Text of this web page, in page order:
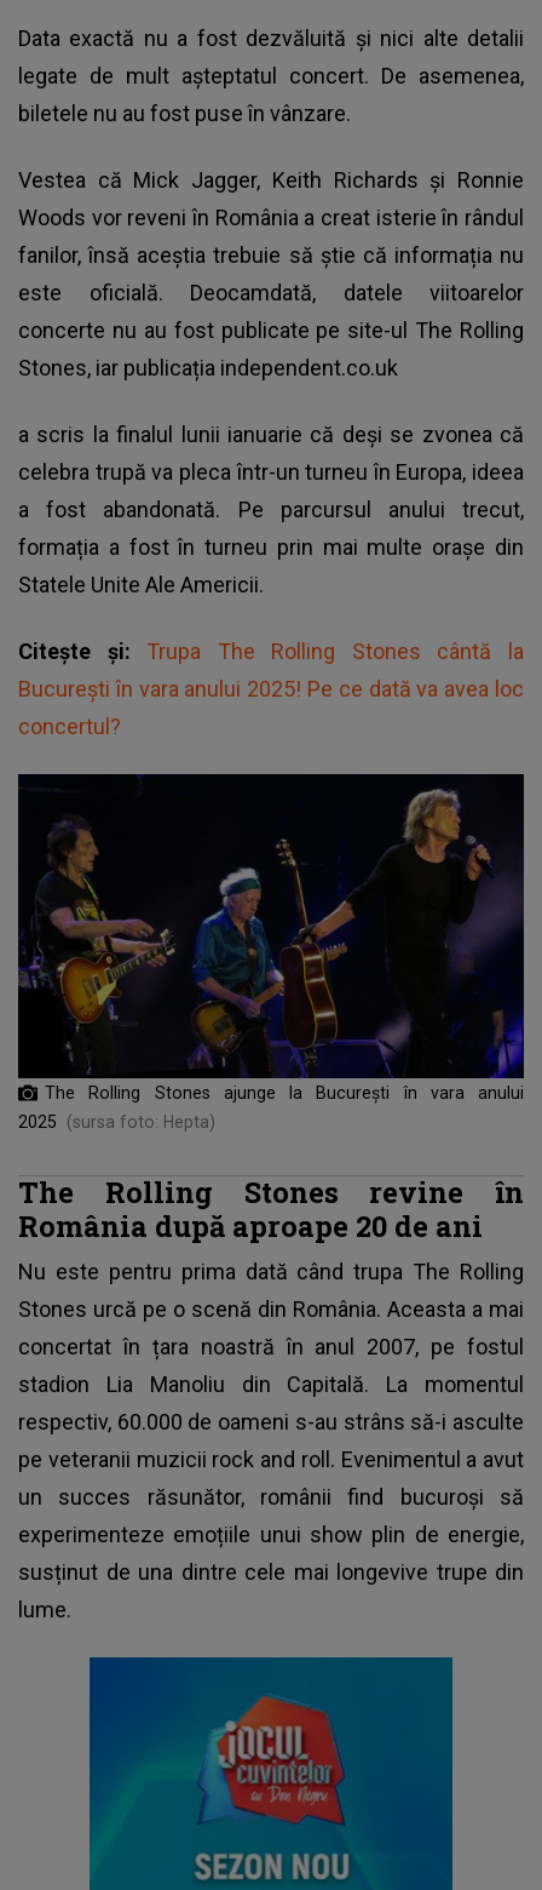
Data exactă nu a fost dezvăluită și nici alte detalii
legate de mult așteptatul concert. De asemenea,
biletele nu au fost puse în vânzare.
Vestea că Mick Jagger, Keith Richards și Ronnie
Woods vor reveni în România a creat isterie în rândul
fanilor, însă aceștia trebuie să știe că informația nu
este oficială. Deocamdată, datele viitoarelor
concerte nu au fost publicate pe site-ul The Rolling
Stones, iar publicația independent.co.uk
a scris la finalul lunii ianuarie că deși se zvonea că
celebra trupă va pleca într-un turneu în Europa, ideea
a fost abandonată. Pe parcursul anului trecut,
formația a fost în turneu prin mai multe orașe din
Statele Unite Ale Americii.
Citește și: Trupa The Rolling Stones cântă la
București în vara anului 2025! Pe ce dată va avea loc
concertul?
The Rolling Stones ajunge la București în vara anului
2025
(sursa foto: Hepta)
The Rolling Stones revine în
România după aproape 20 de ani
Nu este pentru prima dată când trupa The Rolling
Stones urcă pe o scenă din România. Aceasta a mai
concertat în țara noastră în anul 2007, pe fostul
stadion Lia Manoliu din Capitală. La momentul
respectiv, 60.000 de oameni s-au strâns să-i asculte
pe veteranii muzicii rock and roll. Evenimentul a avut
un succes răsunător, românii find bucuroși să
experimenteze emoțiile unui show plin de energie,
susținut de una dintre cele mai longevive trupe din
lume.